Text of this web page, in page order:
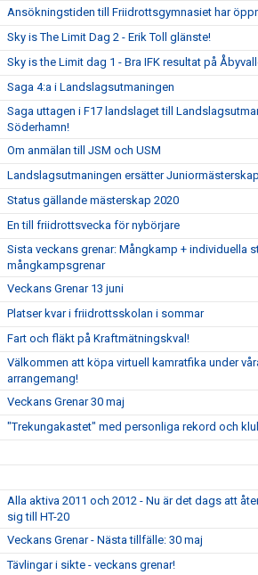
Ansökningstiden till Friidrottsgymnasiet har
Sky is The Limit Dag 2 - Erik Toll glänste!
Sky is the Limit dag 1 - Bra IFK resultat på
Saga 4:a i Landslagsutmaningen
Saga uttagen i F17 landslaget till
Söderhamn!
Om anmälan till JSM och USM
Landslagsutmaningen ersätter Juniormästerskap
Status gällande mästerskap 2020
En till friidrottsvecka för nybörjare
Sista veckans grenar: Mångkamp + individuella
mångkampsgrenar
Veckans Grenar 13 juni
Platser kvar i friidrottsskolan i sommar
Fart och fläkt på Kraftmätningskval!
Välkommen att köpa virtuell kamratfika under
arrangemang!
Veckans Grenar 30 maj
"Trekungakastet" med personliga rekord och
Alla aktiva 2011 och 2012 - Nu är det dags att
sig till HT-20
Veckans Grenar - Nästa tillfälle: 30 maj
Tävlingar i sikte - veckans grenar!